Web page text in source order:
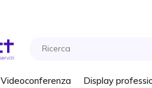
Videoconferenza Display